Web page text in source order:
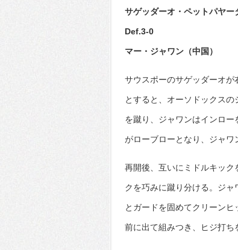
サゲッダーオ・ペットパヤー
Def.3-0
マー・ジャワン（中国）
サウスポーのサゲッダーオが
とすると、オーソドックス
を蹴り、ジャワンはインロ
がローブローとなり、ジャワ
再開後、互いにミドルキッ
クを巧みに蹴り分ける。ジ
とガードを固めてクリーン
前に出て組みつき、ヒジ打ち